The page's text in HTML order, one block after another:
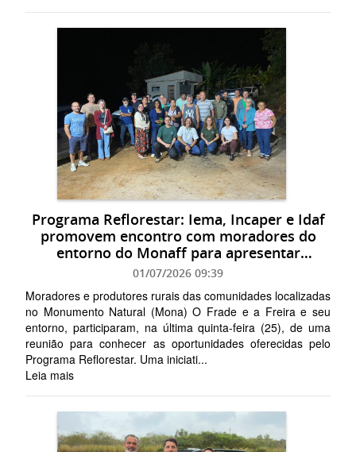
Programa Reflorestar: Iema, Incaper e Idaf
promovem encontro com moradores do
entorno do Monaff para apresentar
oportunidades
01/07/2026 09:39
Moradores e produtores rurais das comunidades localizadas
no Monumento Natural (Mona) O Frade e a Freira e seu
entorno, participaram, na última quinta-feira (25), de uma
reunião para conhecer as oportunidades oferecidas pelo
Programa Reflorestar. Uma iniciati...
Leia mais